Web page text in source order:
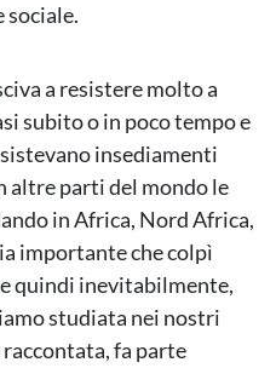
sociale.
a resistere molto a
subito o in poco tempo e
insediamenti
altre parti del mondo le
in Africa, Nord Africa,
importante che colpì
quindi inevitabilmente,
studiata nei nostri
fa parte